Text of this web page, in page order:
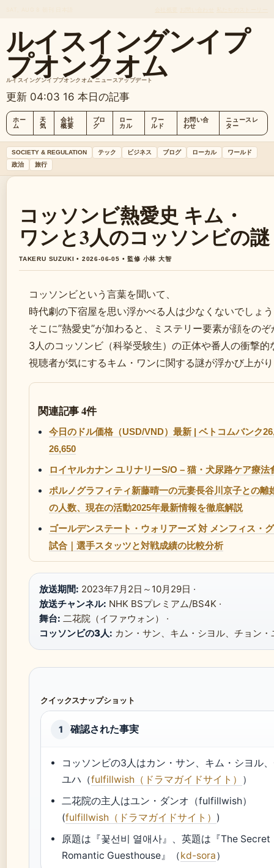
ルイスイングンイプ
プオンクオム
ルイスイングンイププオンクオム ニュースアップデート
更新 04:03 16 本日の記事
ホー
ム
天
気
会社
概要
ブロ
グ
ロー
カル
ワー
ルド
お問い合
わせ
ニュースレ
ター
SOCIETY & REGULATION テック ビジネス ブログ ローカル
ワールド
政治
旅行
コッソンビ熱愛史 キム・
ワンと3人のコッソンビの謎
TAKERU SUZUKI • 2026-06-05 • 監修 小林 大智
コッソンビという言葉を聞いて、
時代劇の下宿屋を思い浮かべる人は少なくないでしょ
そこに”熱愛史”が加わると、ミステリー要素が顔をのぞ
3人のコッソンビ（科挙受験生）の正体や番人の衝撃的
視聴者が気にするキム・ワンに関する謎が浮かび上が
関連記事 4件
今日のドル価格（USD/VND）最新 | ベトコムバンク
26,650
ロイヤルカナン ユリナリーS/O – 猫・犬尿路ケア療法
ポルノグラフィティ新藤晴一の元妻長谷川京子との離
の人数、現在の活動2025年最新情報を徹底解説
ゴールデンステート・ウォリアーズ 対 メンフィス・
試合｜選手スタッツと対戦成績の比較分析
放送期間: 2023年7月2日～10月29日 ·
放送チャンネル: NHK BSプレミアム/BS4K ·
舞台: 二花院（イファウォン） ·
コッソンビの3人: カン・サン、キム・シヨル、チョン・
クイックスナップショット
1 確認された事実
コッソンビの3人はカン・サン、キム・シヨル
ユハ（fulfillwish（ドラマガイドサイト） ）
二花院の主人はユン・ダンオ（fulfillwish）
(fulfillwish（ドラマガイドサイト） )
原題は『꽃선비 열애사』、英題は『The Secret
Romantic Guesthouse』（kd-sora）